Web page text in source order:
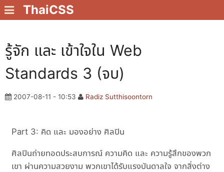
ThaiCSS
รู้จัก และ เข้าใจใน Web
Standards 3 (จบ)
2007-08-11 - 10:53 Radiz Sutthisoontorn
Part 3: คิด และ มองอย่าง ศิลปิน
ศิลปินถ่ายทอดประสบการณ์ ความคิด และ ความรู้สึกของพวก
เขา ผ่านความสวยงาม พวกเขาได้รับแรงบันดาลใจ จากสิ่งต่าง